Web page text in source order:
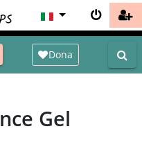
Dona
Gel